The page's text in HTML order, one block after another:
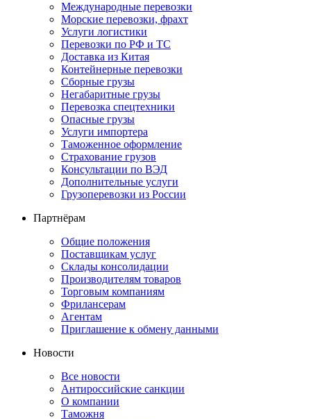
Международные перевозки
Морские перевозки, фрахт
Услуги логистики
Перевозки по РФ и ТС
Доставка из Китая
Контейнерные перевозки
Сборные грузы
Негабаритные грузы
Перевозка спецтехники
Опасные грузы
Услуги импортера
Таможенное оформление
Страхование грузов
Консультации по ВЭД
Дополнительные услуги
Грузоперевозки из России
Партнёрам
Общие положения
Поставщикам услуг
Склады консолидации
Производителям товаров
Торговым компаниям
Фрилансерам
Агентам
Приглашение к обмену данными
Новости
Все новости
Антироссийские санкции
О компании
Таможня